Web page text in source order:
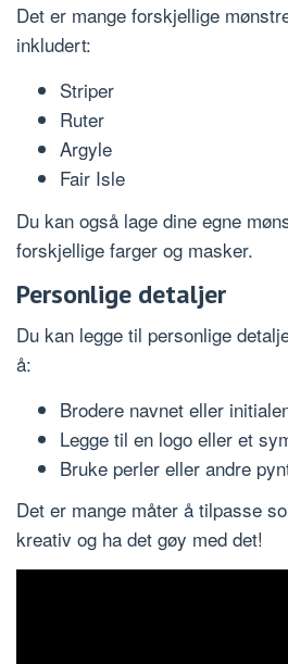
Det er mange forskjellige
inkludert:
Striper
Ruter
Argyle
Fair Isle
Du kan også lage dine egne
forskjellige farger og masker.
Personlige detaljer
Du kan legge til personlige
å:
Brodere navnet eller
Legge til en logo eller et
Bruke perler eller andre
Det er mange måter å tilpasse
kreativ og ha det gøy med det!